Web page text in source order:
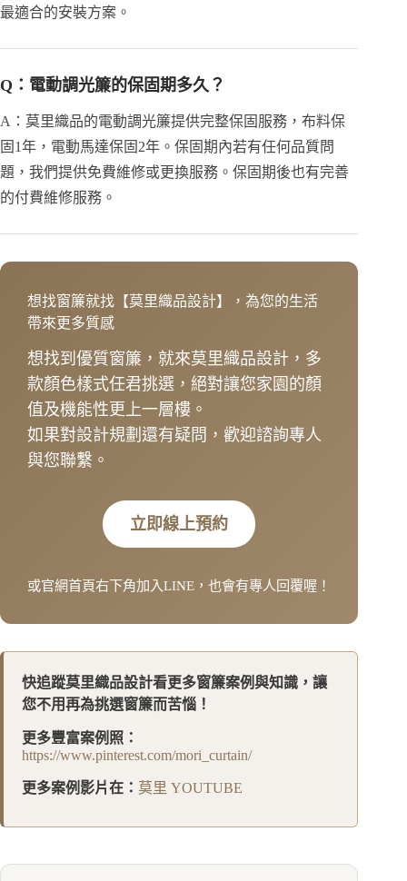
最適合的安裝方案。
Q：電動調光簾的保固期多久？
A：莫里織品的電動調光簾提供完整保固服務，布料保
固1年，電動馬達保固2年。保固期內若有任何品質問
題，我們提供免費維修或更換服務。保固期後也有完善
的付費維修服務。
想找窗簾就找【莫里織品設計】，為您的生活
帶來更多質感
想找到優質窗簾，就來莫里織品設計，多
款顏色樣式任君挑選，絕對讓您家園的顏
值及機能性更上一層樓。
如果對設計規劃還有疑問，歡迎諮詢專人
與您聯繫。
立即線上預約
或官網首頁右下角加入LINE，也會有專人回覆喔！
快追蹤莫里織品設計看更多窗簾案例與知識，讓
您不用再為挑選窗簾而苦惱！
更多豐富案例照：
https://www.pinterest.com/mori_curtain/
更多案例影片在： 莫里 YOUTUBE